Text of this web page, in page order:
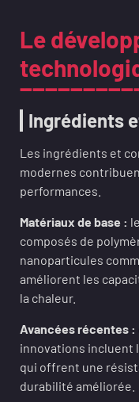
Le
Ingrédients
Les ingrédients et
modernes
performances.
Matériaux de base :
composés de
nanoparticules
améliorent les
la chaleur.
Avancées récentes :
innovations incluent
qui offrent une
durabilité améliorée.